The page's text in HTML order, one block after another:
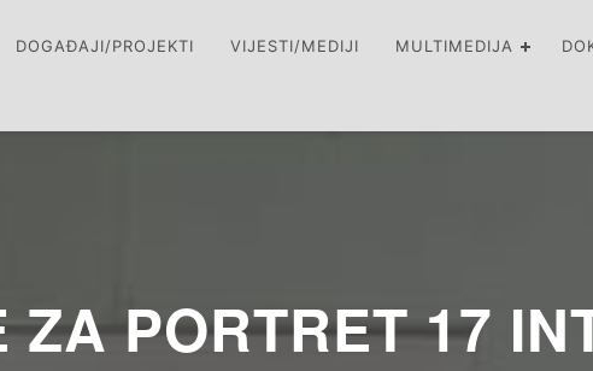
DOGAĐAJI/PROJEKTI VIJESTI/MEDIJI MULTIMEDIJA
PORTRET 17